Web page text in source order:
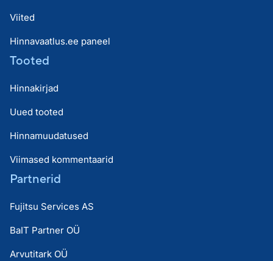
Viited
Hinnavaatlus.ee paneel
Tooted
Hinnakirjad
Uued tooted
Hinnamuudatused
Viimased kommentaarid
Partnerid
Fujitsu Services AS
BaIT Partner OÜ
Arvutitark OÜ